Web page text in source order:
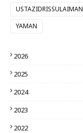
USTAZIDRISSULAIMAN
YAMAN
2026
2025
2024
2023
2022